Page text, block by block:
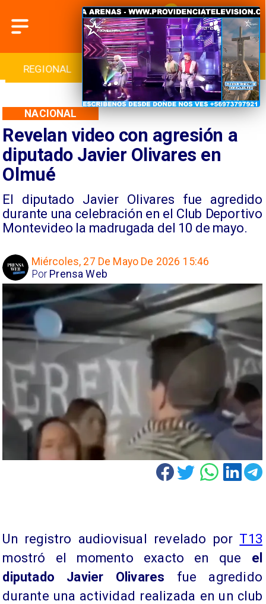
REGIONAL INTERNACIONAL DEPORTES
Revelan video con agresión a
diputado Javier Olivares en
Olmué
El diputado Javier Olivares fue agredido
durante una celebración en el Club Deportivo
Montevideo la madrugada del 10 de mayo.
NACIONAL
Miércoles, 27 De Mayo De 2026 15:46
Prensa Web
Por
Un registro audiovisual revelado por T13
mostró el momento exacto en que el
diputado Javier Olivares fue agredido
durante una actividad realizada en un club